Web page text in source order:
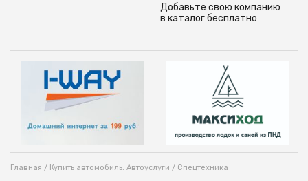
Добавьте свою компанию
в каталог бесплатно
Главная / Купить автомобиль. Автоуслуги / Спецтехника